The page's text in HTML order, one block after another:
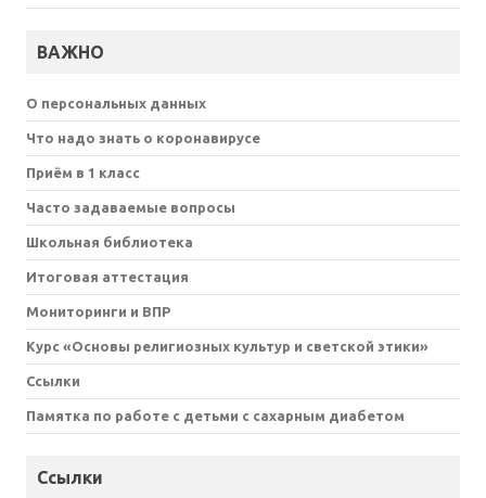
ВАЖНО
О персональных данных
Что надо знать о коронавирусе
Приём в 1 класс
Часто задаваемые вопросы
Школьная библиотека
Итоговая аттестация
Мониторинги и ВПР
Курс «Основы религиозных культур и светской этики»
Ссылки
Памятка по работе с детьми с сахарным диабетом
Ссылки